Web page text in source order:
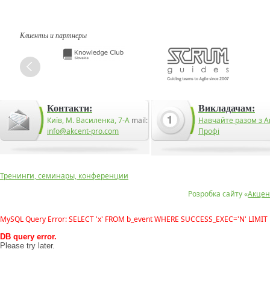
Клиенты и партнеры
Контакти:
Київ, М. Василенка, 7-А mail:
info@akcent-pro.com
Викладачам:
Навчайте разом з
Профі
Розробка сайту «
Тренинги, семинары, конференции
MySQL Query Error: SELECT 'x' FROM b_event WHERE SUCCESS_EXEC='N' LIMIT
DB query error.
Please try later.